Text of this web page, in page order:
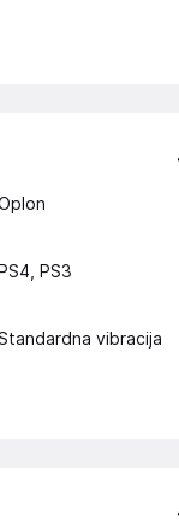
PS4, PS3
Standardna vibracija